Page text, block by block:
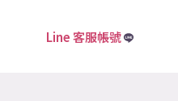
Line 客服帳號